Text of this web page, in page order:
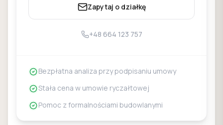
Zapytaj o działkę
+48 664 123 757
Bezpłatna analiza przy podpisaniu umowy
Stała cena w umowie ryczałtowej
Pomoc z formalnościami budowlanymi